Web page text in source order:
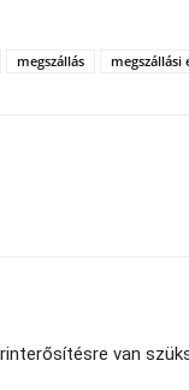
megszállás megszállási
van